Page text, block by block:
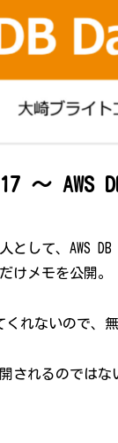
～ AWS
して、AWS
けメモを公開。
くれないので
されるのではな